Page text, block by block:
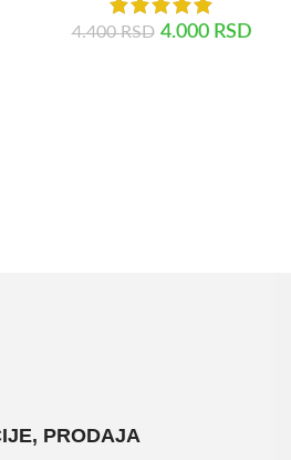
4.400RSD 4.000 RSD
PRODAJA